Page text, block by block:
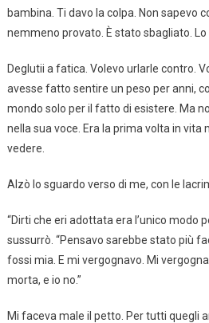
bambina. Ti davo la colpa. Non sapevo
nemmeno provato. È stato sbagliato. Lo
Deglutii a fatica. Volevo urlarle contro.
avesse fatto sentire un peso per anni,
mondo solo per il fatto di esistere. Ma
nella sua voce. Era la prima volta in vita
vedere.
Alzò lo sguardo verso di me, con le
“Dirti che eri adottata era l’unico modo
sussurrò. “Pensavo sarebbe stato più
fossi mia. E mi vergognavo. Mi
morta, e io no.”
Mi faceva male il petto. Per tutti quegli